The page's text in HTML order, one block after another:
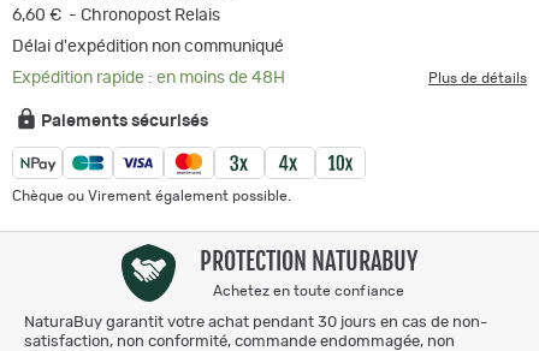
6,60 € - Chronopost Relais
Délai d'expédition non communiqué
Expédition rapide : en moins de 48H
Plus de détails
Paiements sécurisés
Chèque ou Virement également possible.
PROTECTION NATURABUY
Achetez en toute confiance
NaturaBuy garantit votre achat pendant 30 jours en cas de non-
satisfaction, non conformité, commande endommagée, non